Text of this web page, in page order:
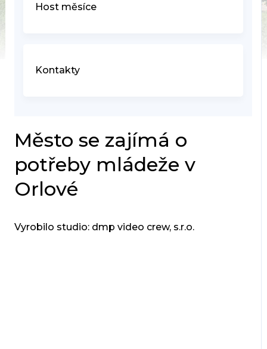
Host měsíce
Kontakty
Město se zajímá o
potřeby mládeže v
Orlové
Vyrobilo studio: dmp video crew, s.r.o.